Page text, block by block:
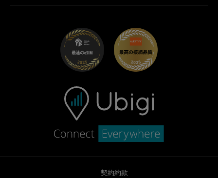
Maserati向けUbigi
トラブルシューティング
ヘルプセンター
お問い合わせ先
契約約款